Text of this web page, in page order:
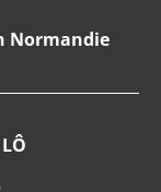
Normandie